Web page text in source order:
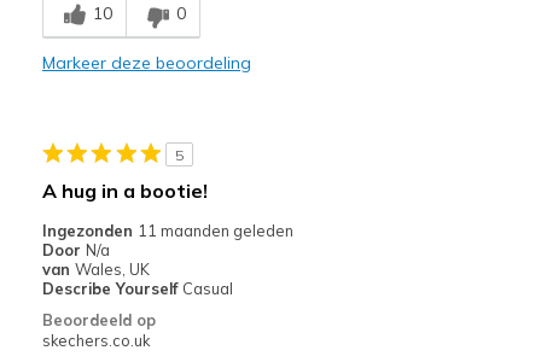
Stylish
Beste toepassingen
View On Shoes
10 0
Markeer deze beoordeling
5
A hug in a bootie!
Ingezonden 11 maanden geleden
Door N/a
van Wales, UK
Describe Yourself Casual
Beoordeeld op
skechers.co.uk